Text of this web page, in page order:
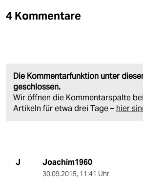
4 Kommentare
Die Kommentarfunktion unter
geschlossen.
Wir öffnen die Kommentarspalte
Artikeln für etwa drei Tage – hier
J Joachim1960
30.09.2015, 11:41 Uhr